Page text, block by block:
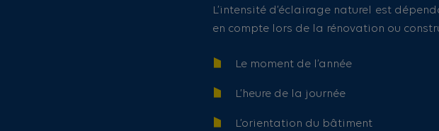
L’intensité d’éclairage naturel est
en compte lors de la rénovation ou
Le moment de l’année
L’heure de la journée
L’orientation du bâtiment